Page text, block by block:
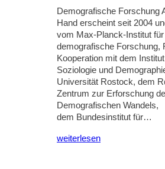
Demografische Forschung
Hand erscheint seit 2004
vom Max-Planck-Institut für
demografische Forschung,
Kooperation mit dem
Soziologie und
Universität Rostock, dem
Zentrum zur Erforschung
Demografischen Wandels,
dem Bundesinstitut für…
weiterlesen